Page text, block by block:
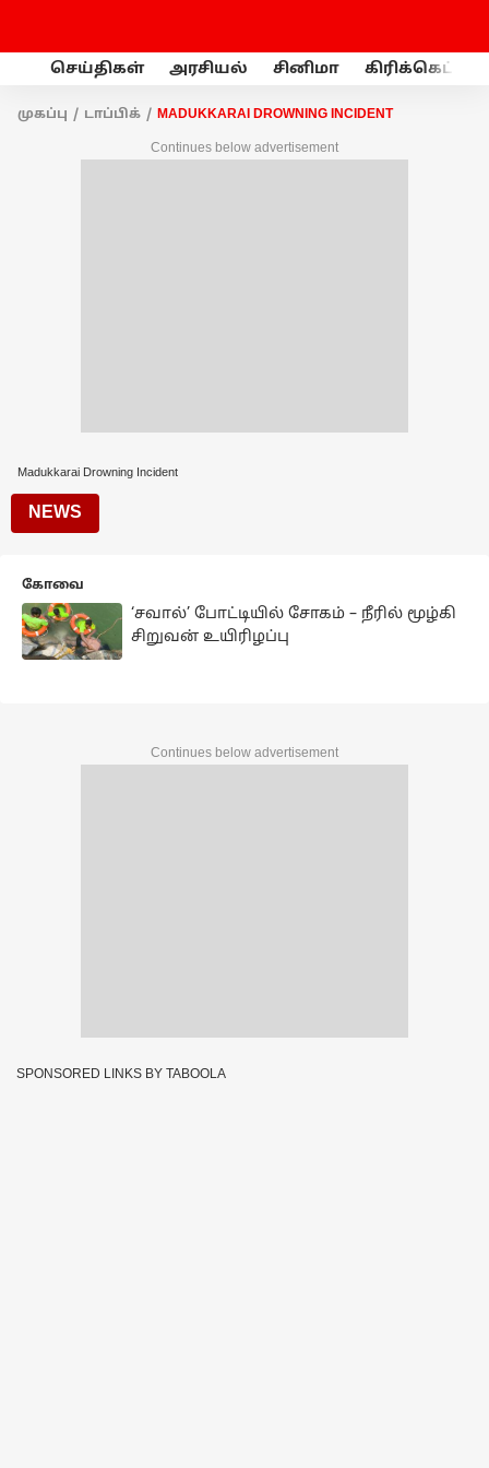
செய்திகள் அரசியல் சினிமா கிரிக்கெட்
முகப்பு டாப்பிக் MADUKKARAI DROWNING INCIDENT
Continues below advertisement
Madukkarai Drowning Incident
NEWS
கோவை
‘சவால்’ போட்டியில் சோகம் – நீரில் மூழ்கி
சிறுவன் உயிரிழப்பு
Continues below advertisement
SPONSORED LINKS BY TABOOLA